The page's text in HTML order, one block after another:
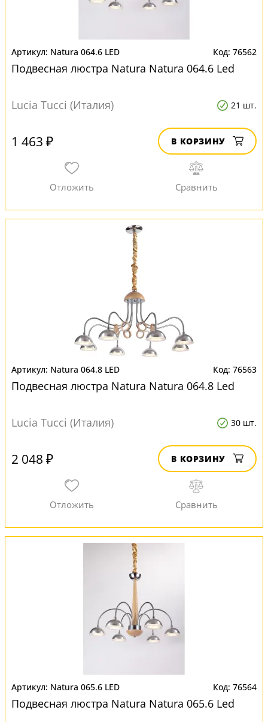
Natura 064.6 LED 76562
Подвесная люстра Natura Natura 064.6 Led
Lucia Tucci (Италия) 21 шт.
1 463 ₽ В КОРЗИНУ
Natura 064.8 LED 76563
Подвесная люстра Natura Natura 064.8 Led
Lucia Tucci (Италия) 30 шт.
2 048 ₽ В КОРЗИНУ
Natura 065.6 LED 76564
Подвесная люстра Natura Natura 065.6 Led